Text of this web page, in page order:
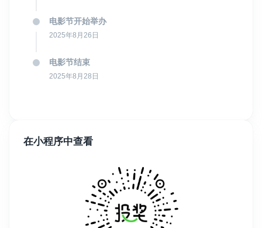
电影节开始举办
2025年8月26日
电影节结束
2025年8月28日
在小程序中查看